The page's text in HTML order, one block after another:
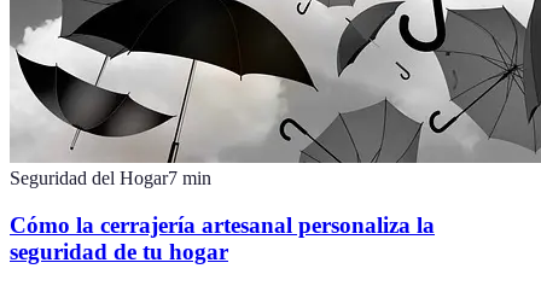
Seguridad del Hogar7 min
Cómo la cerrajería artesanal personaliza la
seguridad de tu hogar